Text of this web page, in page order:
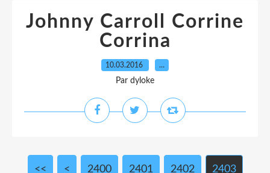
Johnny Carroll Corrine
Corrina
10.03.2016 …
Par dyloke
<< < 2400 2401 2402 2403